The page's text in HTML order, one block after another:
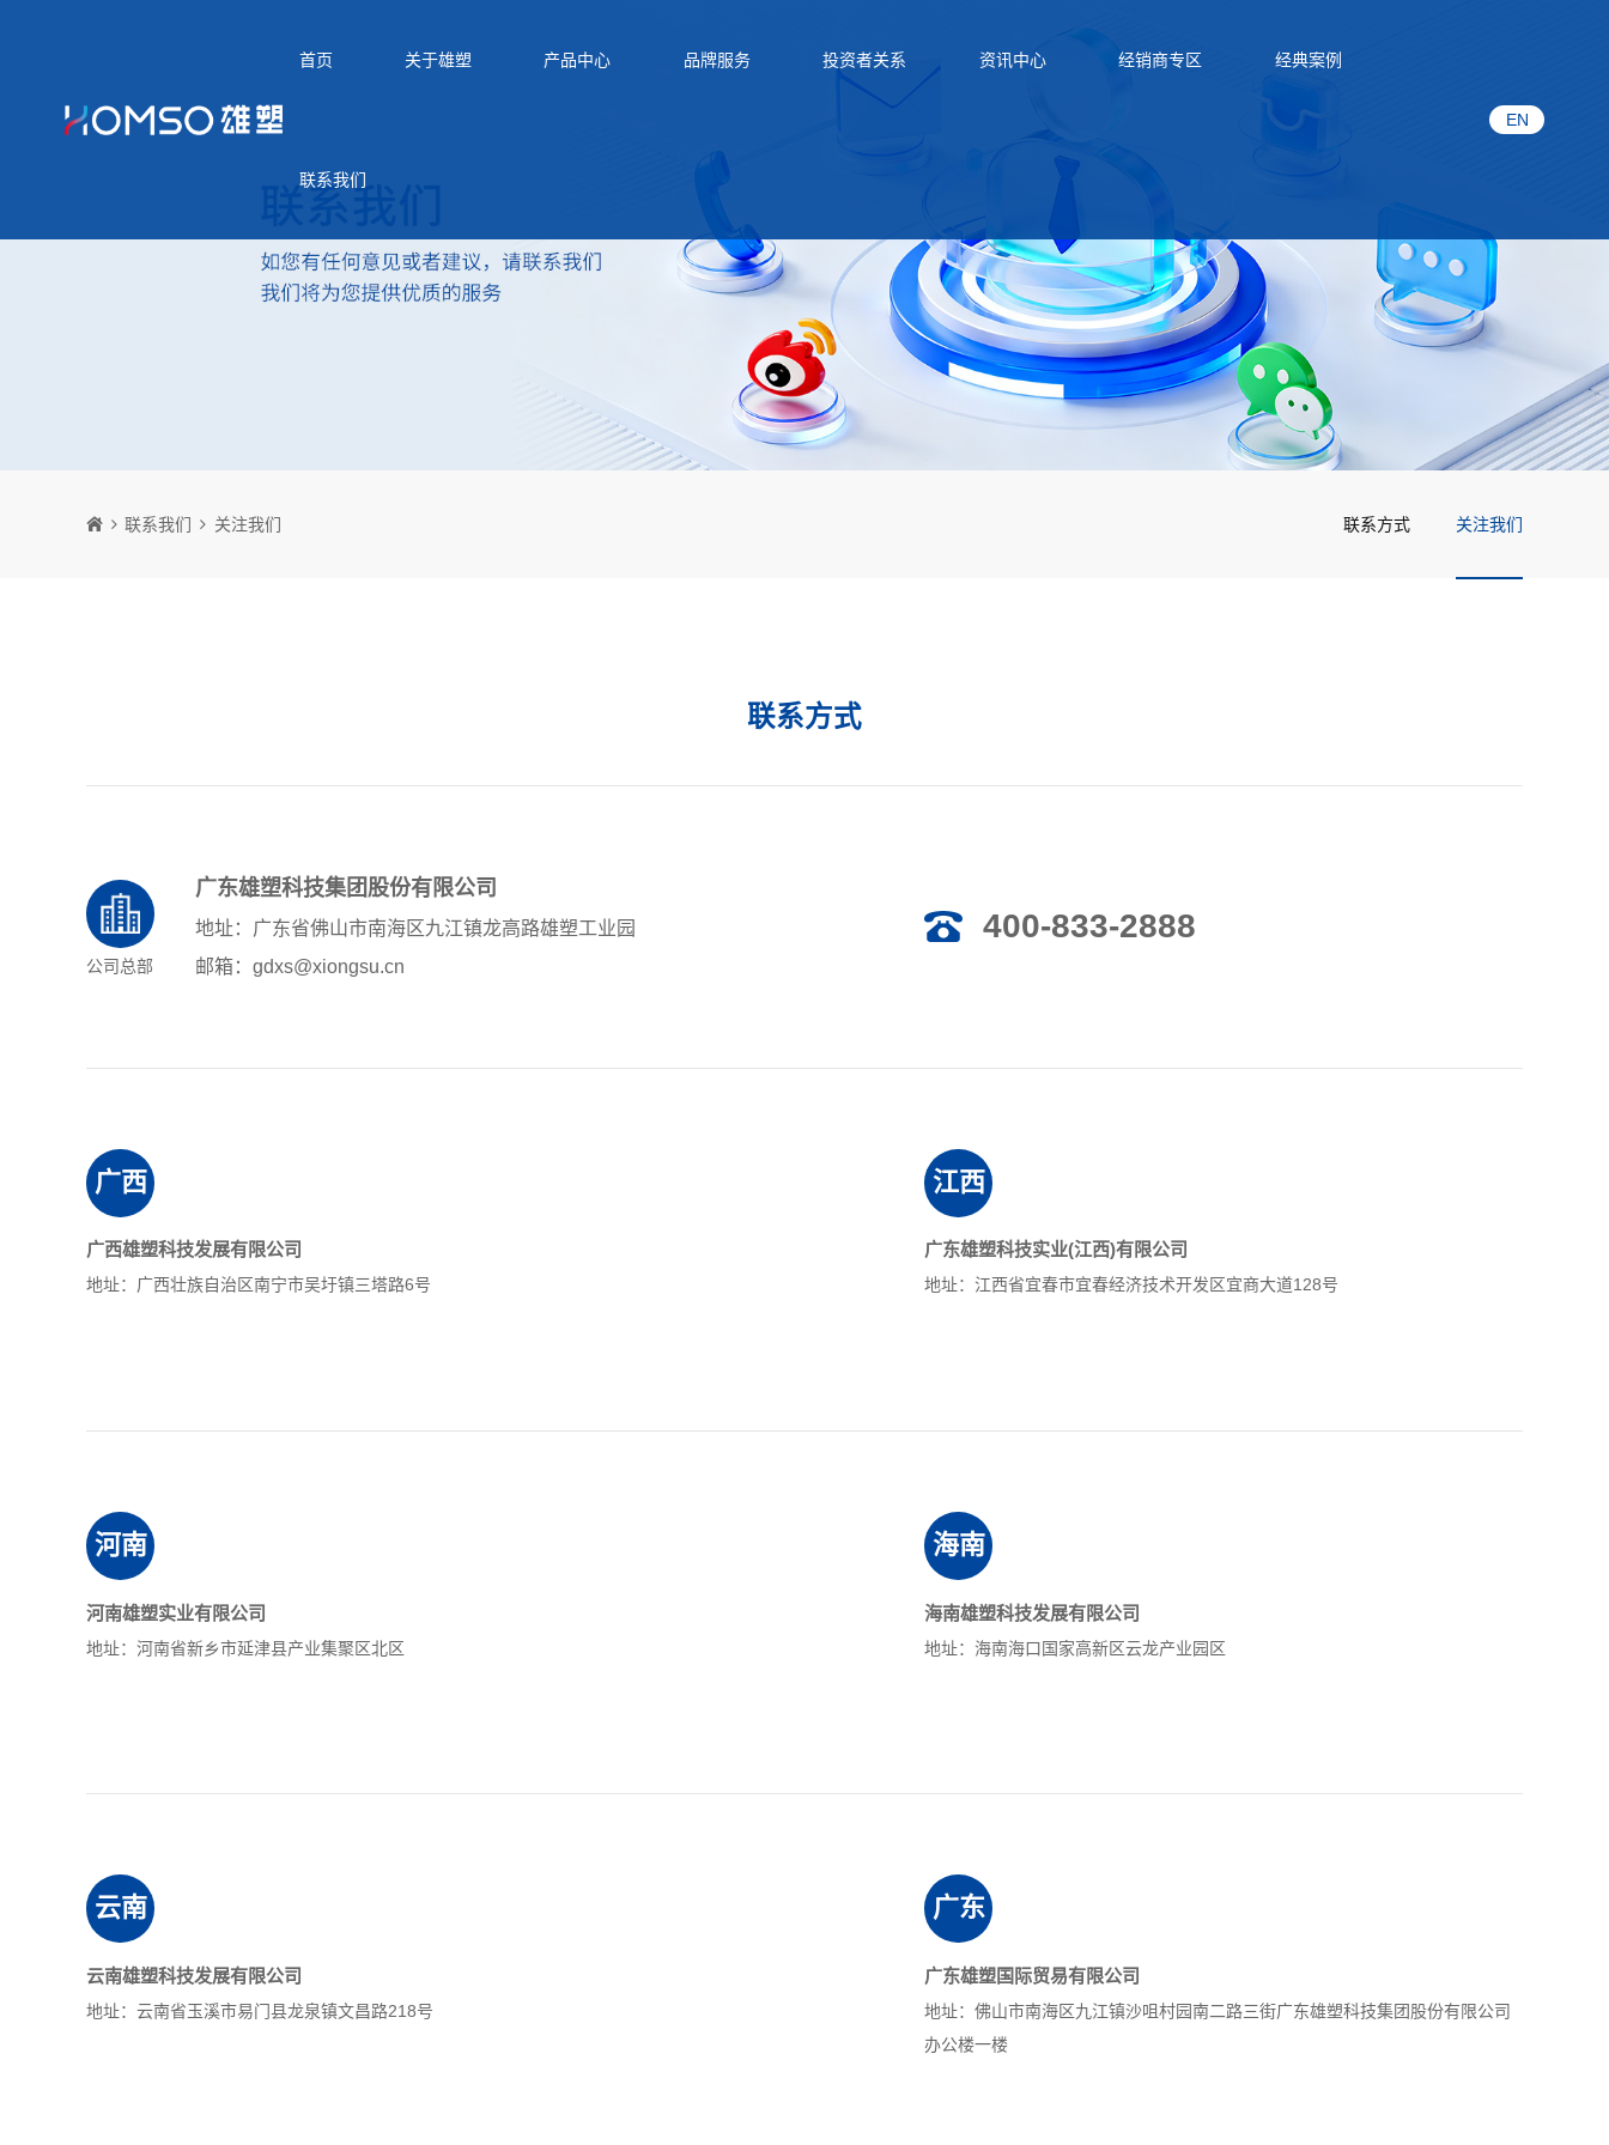
首页 关于雄塑 产品中心 品牌服务 投资者关系 资讯中心 经销商专区 经典案例
联系我们
EN
联系我们 关注我们 联系方式 关注我们
联系方式
公司总部
广东雄塑科技集团股份有限公司
地址：广东省佛山市南海区九江镇龙高路雄塑工业园
邮箱：gdxs@xiongsu.cn
400-833-2888
广西
广西雄塑科技发展有限公司
地址：广西壮族自治区南宁市吴圩镇三塔路6号
江西
广东雄塑科技实业(江西)有限公司
地址：江西省宜春市宜春经济技术开发区宜商大道128号
河南
河南雄塑实业有限公司
地址：河南省新乡市延津县产业集聚区北区
海南
海南雄塑科技发展有限公司
地址：海南海口国家高新区云龙产业园区
云南
云南雄塑科技发展有限公司
地址：云南省玉溪市易门县龙泉镇文昌路218号
广东
广东雄塑国际贸易有限公司
地址：佛山市南海区九江镇沙咀村园南二路三街广东雄塑科技集团股份有限公司
办公楼一楼